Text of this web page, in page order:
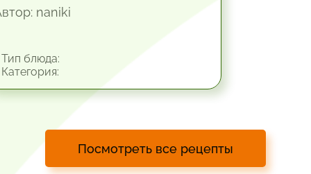
naniki
блюда:
Посмотреть все рецепты